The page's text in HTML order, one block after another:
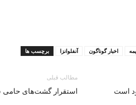
برچسب ها آنفلوانزا اخبار گوناگون
مطالب قبلی
استقرار گشت‌های حامی